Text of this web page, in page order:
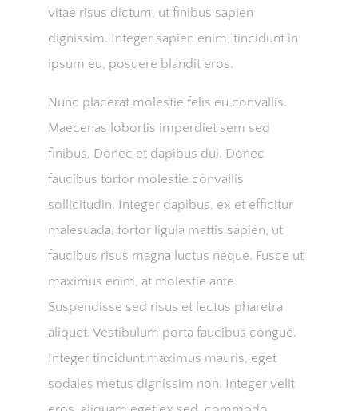
vitae risus dictum, ut finibus sapien
dignissim. Integer sapien enim, tincidunt in
ipsum eu, posuere blandit eros.
Nunc placerat molestie felis eu convallis.
Maecenas lobortis imperdiet sem sed
finibus. Donec et dapibus dui. Donec
faucibus tortor molestie convallis
sollicitudin. Integer dapibus, ex et efficitur
malesuada, tortor ligula mattis sapien, ut
faucibus risus magna luctus neque. Fusce ut
maximus enim, at molestie ante.
Suspendisse sed risus et lectus pharetra
aliquet. Vestibulum porta faucibus congue.
Integer tincidunt maximus mauris, eget
sodales metus dignissim non. Integer velit